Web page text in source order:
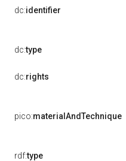
dc:identifier
dc:type
dc:rights
pico:materialAndTechnique
rdf:type